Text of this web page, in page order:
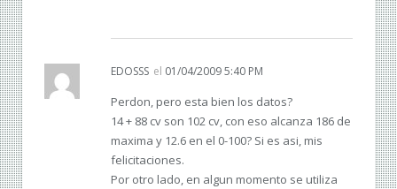
EDOSSS el 01/04/2009 5:40 PM
Perdon, pero esta bien los datos?
14 + 88 cv son 102 cv, con eso alcanza 186 de
maxima y 12.6 en el 0-100? Si es asi, mis
felicitaciones.
Por otro lado, en algun momento se utiliza